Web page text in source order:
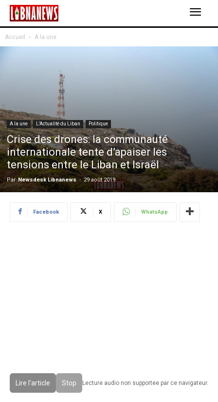
Accueil A la une
A la une L'Actualité du Liban Politique
Crise des drones: la communauté
internationale tente d’apaiser les
tensions entre le Liban et Israël
Par Newsdesk Libnanews - 29 août 2019
Facebook X WhatsApp
Lire l'article Stop Lecture audio non supportee par ce navigateur.